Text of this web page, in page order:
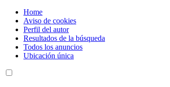
Home
Aviso de cookies
Perfil del autor
Resultados de la búsqueda
Todos los anuncios
Ubicación única